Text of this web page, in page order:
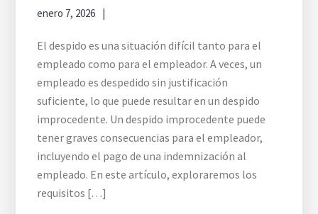
enero 7, 2026
El despido es una situación difícil tanto para el
empleado como para el empleador. A veces, un
empleado es despedido sin justificación
suficiente, lo que puede resultar en un despido
improcedente. Un despido improcedente puede
tener graves consecuencias para el empleador,
incluyendo el pago de una indemnización al
empleado. En este artículo, exploraremos los
requisitos […]